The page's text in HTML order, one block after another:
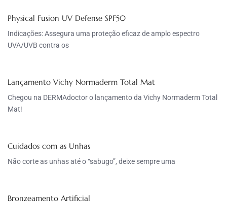
Physical Fusion UV Defense SPF50
Indicações: Assegura uma proteção eficaz de amplo espectro
UVA/UVB contra os
Lançamento Vichy Normaderm Total Mat
Chegou na DERMAdoctor o lançamento da Vichy Normaderm Total
Mat!
Cuidados com as Unhas
Não corte as unhas até o “sabugo”, deixe sempre uma
Bronzeamento Artificial